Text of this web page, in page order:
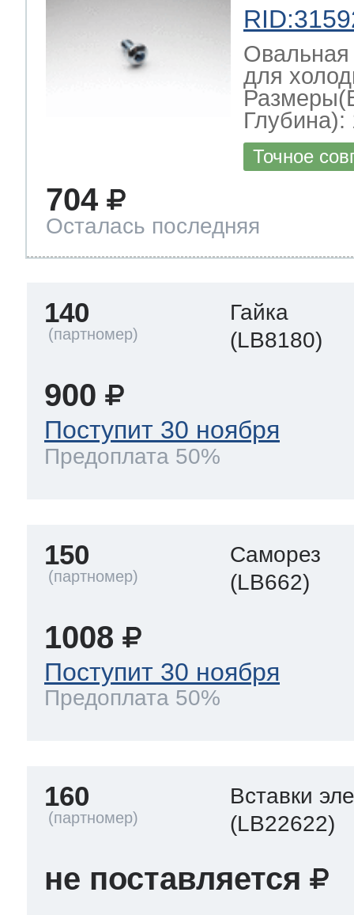
Овальная
для
Глубина):
Точное
704
Осталась последняя
140
Гайка
(LB8180)
900
Поступит 30 ноября
Предоплата 50%
150
Саморез
(LB662)
1008
Поступит 30 ноября
Предоплата 50%
160
Вставки
(LB22622)
не поставляется